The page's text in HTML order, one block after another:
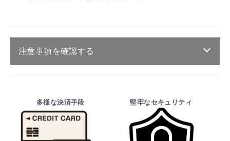
注意事項を確認する
・ご注文受付後、メーカーに適合確認を行
い、商品の価格・送料及び納期の正式なご連
絡をしてからの決済となっております。
多様な決済手段 堅牢なセキュリティ